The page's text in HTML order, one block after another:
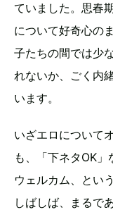
ていました。思春
について好奇心の
子たちの間では少
れないか、ごく内
います。
いざエロについて
も、「下ネタOK
ウェルカム、とい
しばしば、まるで